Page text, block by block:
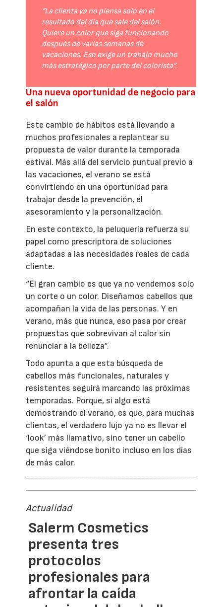
“La clienta ya no piensa solo en el
resultado del día que sale del salón.
Quiere un color que siga funcionando
después de varias semanas de
vacaciones. Eso exige un trabajo mucho
más estratégico por parte del colorista”.
Una nueva oportunidad de negocio para
el salón
Este cambio de hábitos está llevando a
muchos profesionales a replantear su
propuesta de valor durante la temporada
estival. Más allá del servicio puntual previo a
las vacaciones, el verano se está
convirtiendo en una oportunidad para
trabajar desde la prevención, el
asesoramiento y la personalización.
En este contexto, la peluquería refuerza su
papel como prescriptora de soluciones
adaptadas a las necesidades reales de cada
cliente.
“El gran cambio es que ya no vendemos solo
un corte o un color. Diseñamos cabellos que
acompañan la vida de las personas. Y en
verano, más que nunca, eso pasa por crear
propuestas que sobrevivan al calor sin
renunciar a la belleza”.
Todo apunta a que esta búsqueda de
cabellos más funcionales, naturales y
resistentes seguirá marcando las próximas
temporadas. Porque, si algo está
demostrando el verano, es que, para muchas
clientas, el verdadero lujo ya no es llevar el
‘look’ más llamativo, sino tener un cabello
que siga viéndose bonito incluso en los días
de más calor.
Actualidad
Salerm Cosmetics
presenta tres
protocolos
profesionales para
afrontar la caída